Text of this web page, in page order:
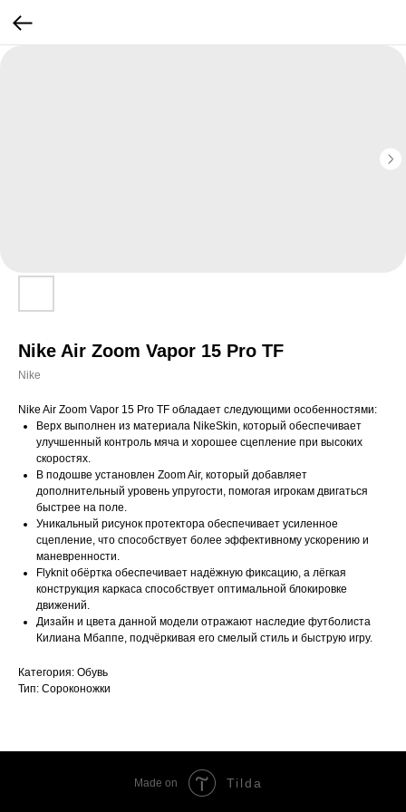
Nike Air Zoom Vapor 15 Pro TF
Nike
Nike Air Zoom Vapor 15 Pro TF обладает следующими особенностями:
Верх выполнен из материала NikeSkin, который обеспечивает
улучшенный контроль мяча и хорошее сцепление при высоких
скоростях.
В подошве установлен Zoom Air, который добавляет
дополнительный уровень упругости, помогая игрокам двигаться
быстрее на поле.
Уникальный рисунок протектора обеспечивает усиленное
сцепление, что способствует более эффективному ускорению и
маневренности.
Flyknit обёртка обеспечивает надёжную фиксацию, а лёгкая
конструкция каркаса способствует оптимальной блокировке
движений.
Дизайн и цвета данной модели отражают наследие футболиста
Килиана Мбаппе, подчёркивая его смелый стиль и быструю игру.
Категория: Обувь
Тип: Сороконожки
Made on Tilda